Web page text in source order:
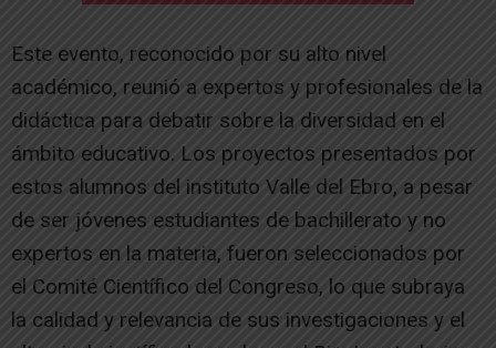
Este evento, reconocido por su alto nivel
académico, reunió a expertos y profesionales de la
didáctica para debatir sobre la diversidad en el
ámbito educativo. Los proyectos presentados por
estos alumnos del instituto Valle del Ebro, a pesar
de ser jóvenes estudiantes de bachillerato y no
expertos en la materia, fueron seleccionados por
el Comité Científico del Congreso, lo que subraya
la calidad y relevancia de sus investigaciones y el